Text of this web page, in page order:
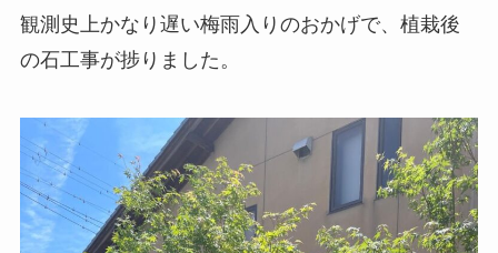
観測史上かなり遅い梅雨入りのおかげで、植栽後
の石工事が捗りました。